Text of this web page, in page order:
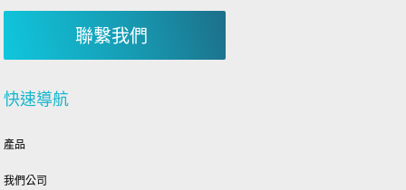
聯繫我們
快速導航
產品
我們公司